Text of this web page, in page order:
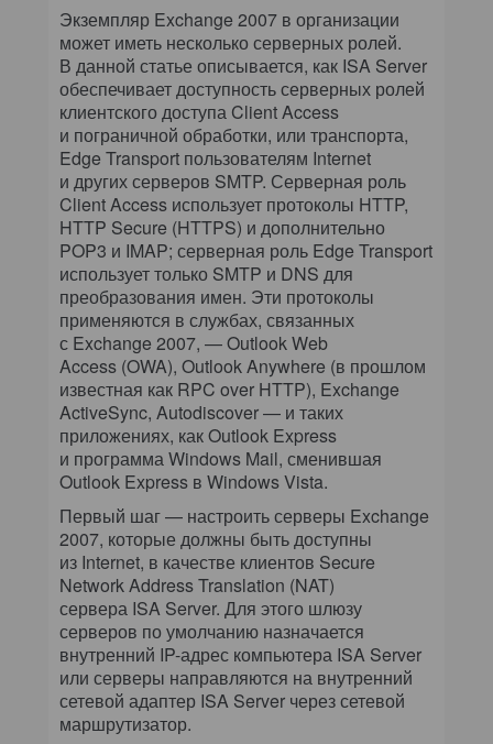
Экземпляр Exchange 2007 в организации
может иметь несколько серверных ролей.
В данной статье описывается, как ISA Server
обеспечивает доступность серверных ролей
клиентского доступа Client Access
и пограничной обработки, или транспорта,
Edge Transport пользователям Internet
и других серверов SMTP. Серверная роль
Client Access использует протоколы HTTP,
HTTP Secure (HTTPS) и дополнительно
POP3 и IMAP; серверная роль Edge Transport
использует только SMTP и DNS для
преобразования имен. Эти протоколы
применяются в службах, связанных
с Exchange 2007, — Outlook Web
Access (OWA), Outlook Anywhere (в прошлом
известная как RPC over HTTP), Exchange
ActiveSync, Autodiscover — и таких
приложениях, как Outlook Express
и программа Windows Mail, сменившая
Outlook Express в Windows Vista.
Первый шаг — настроить серверы Exchange
2007, которые должны быть доступны
из Internet, в качестве клиентов Secure
Network Address Translation (NAT)
сервера ISA Server. Для этого шлюзу
серверов по умолчанию назначается
внутренний IP-адрес компьютера ISA Server
или серверы направляются на внутренний
сетевой адаптер ISA Server через сетевой
маршрутизатор.